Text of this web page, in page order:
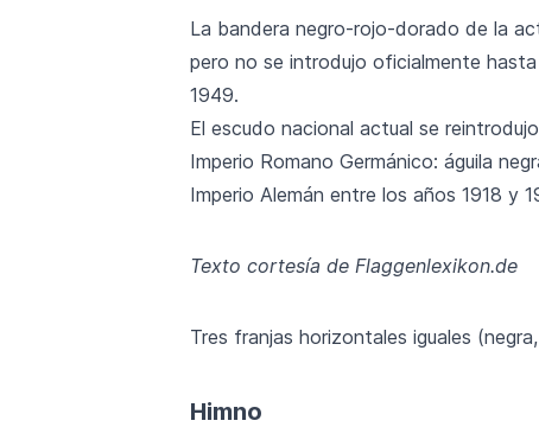
La bandera negro-rojo-dorado de la
pero no se introdujo oficialmente
1949.
El escudo nacional actual se
Imperio Romano Germánico: águila
Imperio Alemán entre los años 1918 y
Texto cortesía de Flaggenlexikon.de
Tres franjas horizontales iguales
Himno